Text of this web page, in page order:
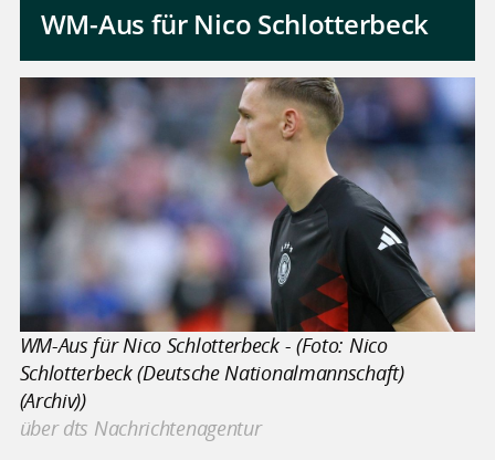
WM-Aus für Nico Schlotterbeck
WM-Aus für Nico Schlotterbeck - (Foto: Nico
Schlotterbeck (Deutsche Nationalmannschaft)
(Archiv))
über dts Nachrichtenagentur